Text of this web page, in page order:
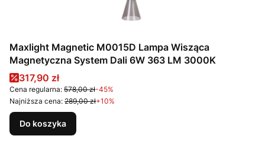
Maxlight Magnetic M0015D Lampa Wisząca
Magnetyczna System Dali 6W 363 LM 3000K
Cena promocyjna
317,90 zł
Cena regularna: 578,00 zł-45%
Najniższa cena: 289,00 zł+10%
Do koszyka